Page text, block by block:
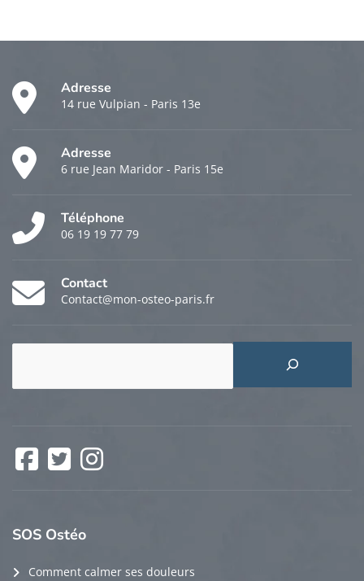
Adresse
14 rue Vulpian - Paris 13e
Adresse
6 rue Jean Maridor - Paris 15e
Téléphone
06 19 19 77 79
Contact
Contact@mon-osteo-paris.fr
Facebook
SOS Ostéo
Comment calmer ses douleurs